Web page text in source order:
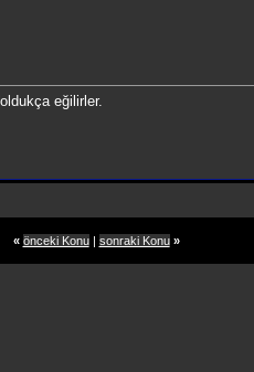
eğilirler.
« önceki Konu| sonraki Konu »